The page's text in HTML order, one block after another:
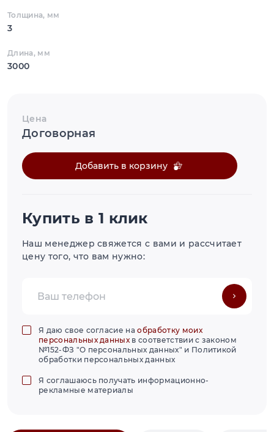
Толщина, мм
3
Длина, мм
3000
Цена
Договорная
Добавить в корзину
Купить в 1 клик
Наш менеджер свяжется с вами и рассчитает
цену того, что вам нужно:
Я даю свое согласие наобработку моих
персональных данныхв соответствии с законом
№152-ФЗ "О персональных данных" и Политикой
обработки персональных данных
Я соглашаюсь получать информационно-
рекламные материалы